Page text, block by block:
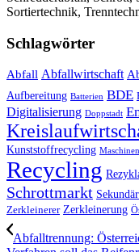
Sortiertechnik,
Schlagwörter
Abfall Abfallwirtschaft
Aufbereitung Batterien BDE
Digitalisierung Doppstadt
Kunststoffrecycling Maschinen
Recycling
Schrottmarkt
Zerkleinerer Zerkleinerung
Abfalltrennung: